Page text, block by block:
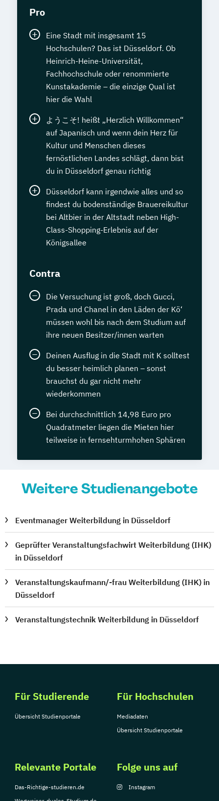
Pro
Eine Stadt mit insgesamt 15
Hochschulen? Das ist Düsseldorf. Ob
Heinrich-Heine-Universität,
Fachhochschule oder renommierte
Kunstakademie – die einzige Qual ist
hier die Wahl
ようこそ! heißt „Herzlich Willkommen“
auf Japanisch und wenn dein Herz für
Kultur und Menschen dieses
fernöstlichen Landes schlägt, dann bist
du in Düsseldorf genau richtig
Düsseldorf kann irgendwie alles und so
findest du bodenständige Brauereikultur
bei Altbier in der Altstadt neben High-
Class-Shopping-Erlebnis auf der
Königsallee
Contra
Die Versuchung ist groß, doch Gucci,
Prada und Chanel in den Läden der Kö‘
müssen wohl bis nach dem Studium auf
ihre neuen Besitzer/innen warten
Deinen Ausflug in die Stadt mit K solltest
du besser heimlich planen – sonst
brauchst du gar nicht mehr
wiederkommen
Bei durchschnittlich 14,98 Euro pro
Quadratmeter liegen die Mieten hier
teilweise in fernsehturmhohen Sphären
Weitere Studienangebote
Eventmanager Weiterbildung in Düsseldorf
Geprüfter Veranstaltungsfachwirt Weiterbildung (IHK)
in Düsseldorf
Veranstaltungskaufmann/-frau Weiterbildung (IHK) in
Düsseldorf
Veranstaltungstechnik Weiterbildung in Düsseldorf
Für Studierende
Übersicht Studienportale
Für Hochschulen
Mediadaten
Übersicht Studienportale
Relevante Portale
Das-Richtige-studieren.de
Folge uns auf
Instagram